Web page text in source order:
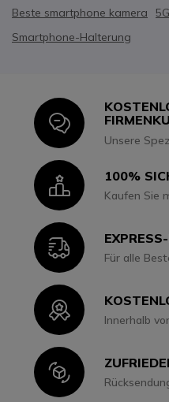
Beste smartphone kamera
Smartphone-Halterung
Icon
Unsere
Icon100%
Kaufen Sie
IconFür alle
IconInnerhalb
Icon